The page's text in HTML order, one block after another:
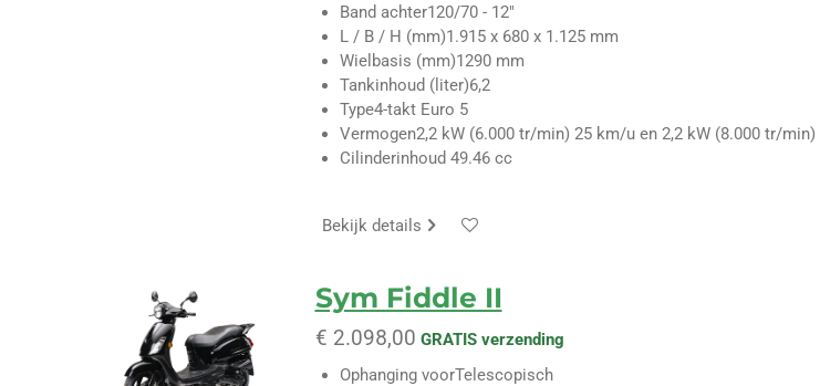
Band achter120/70 - 12"
L / B / H (mm)1.915 x 680 x 1.125 mm
Wielbasis (mm)1290 mm
Tankinhoud (liter)6,2
Type4-takt Euro 5
Vermogen2,2 kW (6.000 tr/min) 25 km/u en 2,2 kW (8.000 tr/min)
Cilinderinhoud 49.46 cc
Bekijk details
Sym Fiddle II
€ 2.098,00 GRATIS verzending
Ophanging voorTelescopisch